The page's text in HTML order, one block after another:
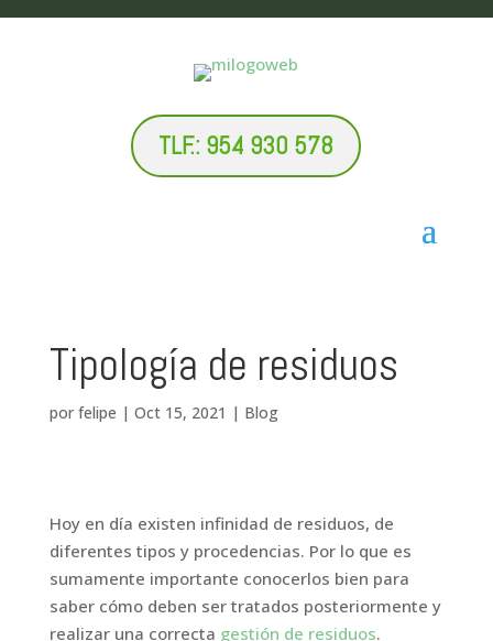
TLF.: 954 930 578
Tipología de residuos
por felipe | Oct 15, 2021 | Blog
Hoy en día existen infinidad de residuos, de
diferentes tipos y procedencias. Por lo que es
sumamente importante conocerlos bien para
saber cómo deben ser tratados posteriormente y
realizar una correcta gestión de residuos.